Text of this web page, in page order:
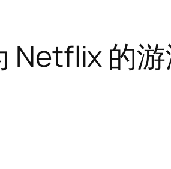
Netflix 的